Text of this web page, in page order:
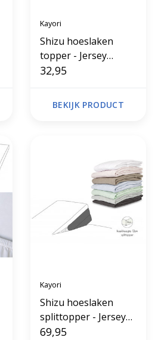
Kayori
Shizu hoeslaken
topper - Jersey
stretch
32,95
BEKIJK PRODUCT
Kayori
Shizu hoeslaken
splittopper - Jersey
stretch
69,95